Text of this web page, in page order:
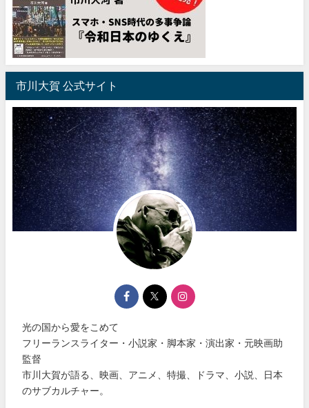
市川大賀 公式サイト
光の国から愛をこめて
フリーランスライター・小説家・脚本家・演出家・元映画助
監督
市川大賀が語る、映画、アニメ、特撮、ドラマ、小説、日本
のサブカルチャー。